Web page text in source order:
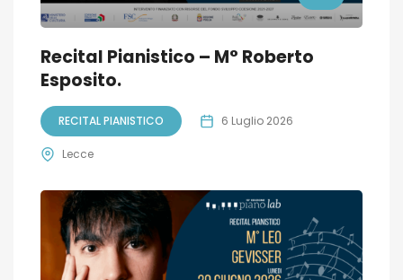
Recital Pianistico – M° Roberto
Esposito.
RECITAL PIANISTICO 6 Luglio 2026
Lecce